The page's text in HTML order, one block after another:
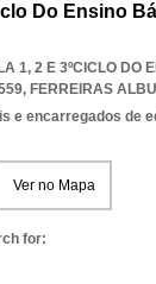
Do Ensino
1, 2 E 3ºCICLO DO
, FERREIRAS
e encarregados de
Ver no Mapa
for: